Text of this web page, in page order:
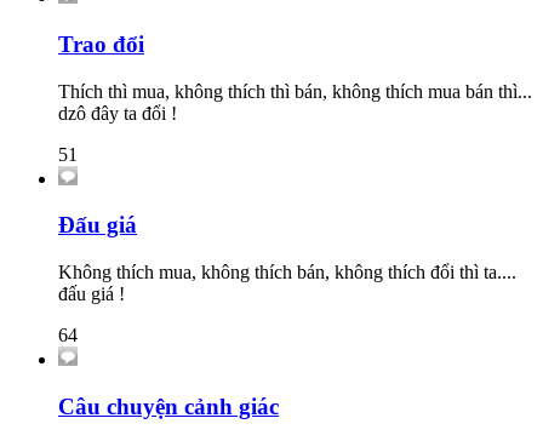
Trao đổi
Thích thì mua, không thích thì bán, không thích mua bán thì...
dzô đây ta đổi !
51
Đấu giá
Không thích mua, không thích bán, không thích đổi thì ta....
đấu giá !
64
Câu chuyện cảnh giác